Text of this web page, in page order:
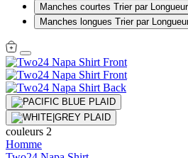
Manches courtes Trier par
Manches longues Trier par
couleurs 2
Homme